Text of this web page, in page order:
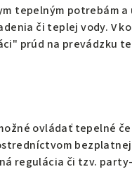
tepelným potrebám a
či teplej vody. V
prúd na prevádzku
ovládať tepelné
regulácia či tzv.